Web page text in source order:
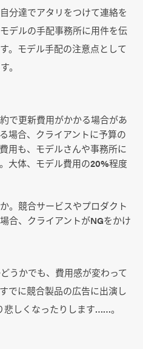
分達でアタリをつけて連絡を
デルの手配事務所に用件を伝
。モデル手配の注意点として
。
で更新費用がかかる場合があ
場合、クライアントに予算の
用も、モデルさんや事務所に
大体、モデル費用の20%程度
。競合サービスやプロダクト
合、クライアントがNGをかけ
うかでも、費用感が変わって
でに競合製品の広告に出演し
悲しくなったりします……。